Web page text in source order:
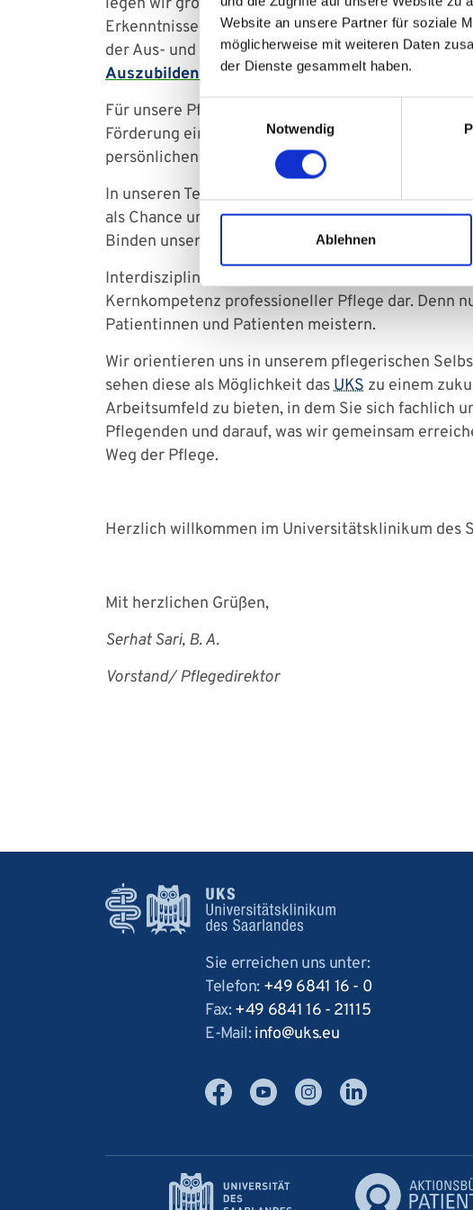
Website an unsere Partner für soziale
möglicherweise mit weiteren Daten
der Dienste gesammelt haben.
Einwilligungsauswahl
Notwendig
Ablehnen
Erkenntnisse arbeiten und dieses Wissen
der Aus- und Weiterbildung unserer
Auszubildendenund der Integration
Für unsere Pflegefachpersonen bieten wir ein
Förderung einer akademischen Weiterbildung
persönlichen Weg und möchten gemeinsam mit
In unseren Teams legen wir großen Wert auf
als Chance um Teamzusammenhalt zu fördern
Binden unserer Mitarbeitenden hat für uns eine
Interdisziplinäre Zusammenarbeit, die über die
Kernkompetenz professioneller Pflege dar. Denn
Patientinnen und Patienten meistern.
Wir orientieren uns in unserem pflegerischen
sehen diese als Möglichkeit dasUKS zu einem
Arbeitsumfeld zu bieten, in dem Sie sich fachlich
Pflegenden und darauf, was wir gemeinsam
Weg der Pflege.
Herzlich willkommen im Universitätsklinikum des
Mit herzlichen Grüßen,
Serhat Sari, B. A.
Vorstand/ Pflegedirektor
Sie erreichen uns unter:
Telefon: +49 6841 16 - 0
Fax:+49 6841 16 - 21115
E-Mail:info ukseu